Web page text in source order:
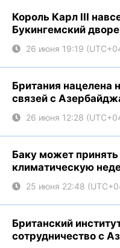
Король Карл III
Букингемский
26 июня 19:19
Британия нацелена
связей с
26 июня 12:28
Баку может
климатическую
25 июня 22:48
Британский
сотрудничество с